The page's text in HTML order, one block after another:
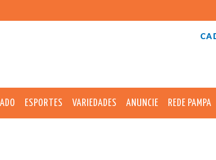
ESPORTES VARIEDADES ANUNCIE REDE PAMPA